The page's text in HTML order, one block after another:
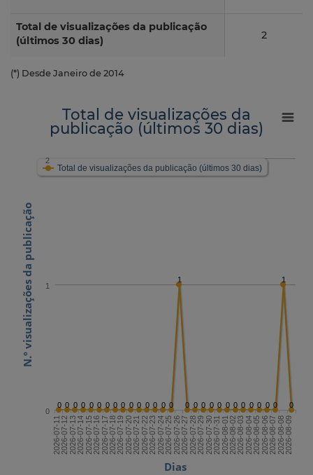
Total de visualizações da publicação
(últimos 30 dias)
2
(*) Desde Janeiro de 2014
Dias
N.º visualizações da publicação
Total de visualizações da
publicação (últimos 30 dias)
0 0 0 0 0 0 0 0 0 0 0 0 0 0 0
1
0 0 0 0 0 0 0 0 0 0 0 0
1
0
Total de visualizações da publicação (últimos 30 dias)
2026-07-112026-07-122026-07-132026-07-142026-07-152026-07-162026-07-172026-07-182026-07-192026-07-202026-07-212026-07-222026-07-232026-07-242026-07-252026-07-262026-07-272026-07-282026-07-292026-07-302026-07-312026-08-012026-08-022026-08-032026-08-042026-08-052026-08-062026-08-072026-08-082026-08-09
0
1
2